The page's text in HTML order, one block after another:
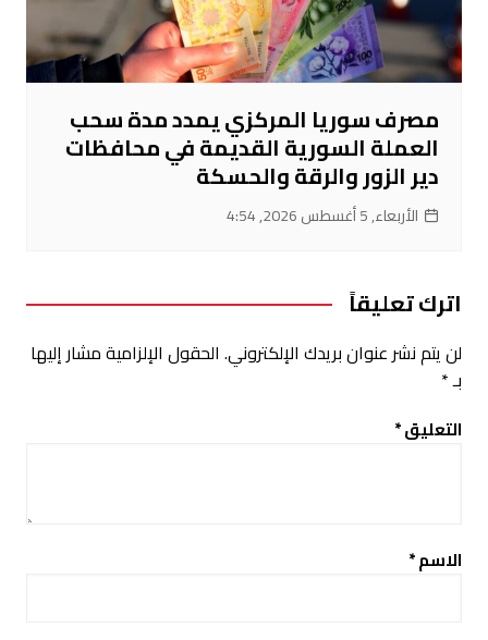
مصرف سوريا المركزي يمدد مدة سحب
العملة السورية القديمة في محافظات
دير الزور والرقة والحسكة
الأربعاء, 5 أغسطس 2026, 4:54
اترك تعليقاً
لن يتم نشر عنوان بريدك الإلكتروني. الحقول الإلزامية مشار إليها
بـ*
التعليق*
الاسم*